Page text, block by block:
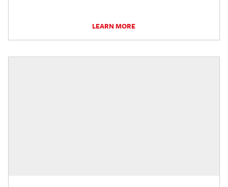
LEARN MORE